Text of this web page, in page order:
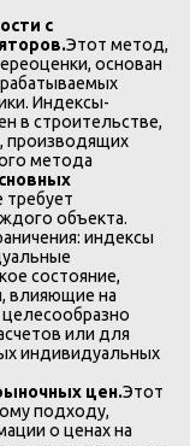
с
Этот метод,
основан
Индексы-
в строительстве,
производящих
метода
требует
объекта.
индексы
состояние,
влияющие на
или для
индивидуальных
цен.Этот
подходу,
о ценах на